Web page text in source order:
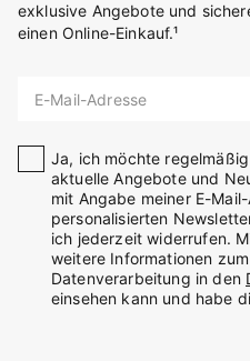
exklusive Angebote und
einen Online-Einkauf.¹
E-Mail-Adresse
Ja, ich möchte
aktuelle Angebote und
mit Angabe meiner E-
personalisierten
ich jederzeit widerrufen.
weitere Informationen
Datenverarbeitung in den
einsehen kann und habe